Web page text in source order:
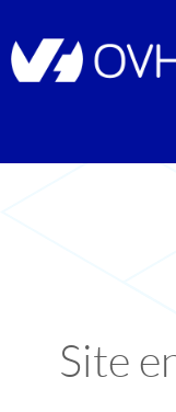
Site